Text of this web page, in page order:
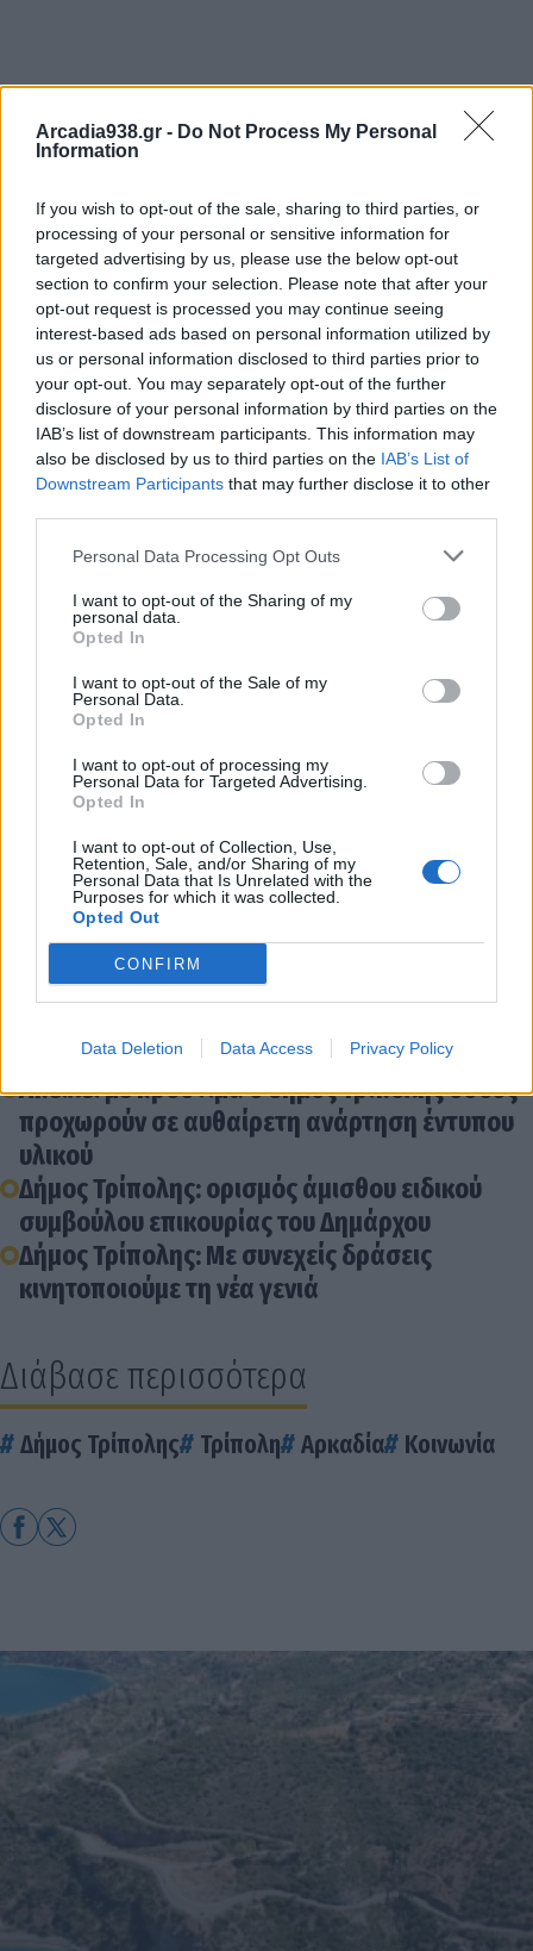
Arcadia938.gr - Do Not Process My Personal
Information
If you wish to opt-out of the sale, sharing to third parties, or
processing of your personal or sensitive information for
targeted advertising by us, please use the below opt-out
section to confirm your selection. Please note that after your
opt-out request is processed you may continue seeing
interest-based ads based on personal information utilized by
us or personal information disclosed to third parties prior to
your opt-out. You may separately opt-out of the further
disclosure of your personal information by third parties on the
IAB’s list of downstream participants. This information may
also be disclosed by us to third parties on the IAB’s List of
Downstream Participants that may further disclose it to other
Personal Data Processing Opt Outs
I want to opt-out of the Sharing of my
personal data.
Opted In
I want to opt-out of the Sale of my
Personal Data.
Opted In
I want to opt-out of processing my
Personal Data for Targeted Advertising.
Opted In
I want to opt-out of Collection, Use,
Retention, Sale, and/or Sharing of my
Personal Data that Is Unrelated with the
Purposes for which it was collected.
Opted Out
CONFIRM
Data Deletion Data Access Privacy Policy
Διάβασε σχετικά
ν' αποκτήσετε Προσωπικό Αριθμό!
Απειλεί με πρόστιμα ο δήμος Τρίπολης όσους
προχωρούν σε αυθαίρετη ανάρτηση έντυπου
υλικού
Δήμος Τρίπολης: ορισμός άμισθου ειδικού
συμβούλου επικουρίας του Δημάρχου
Δήμος Τρίπολης: Με συνεχείς δράσεις
κινητοποιούμε τη νέα γενιά
Διάβασε περισσότερα
Δήμος Τρίπολης Τρίπολη Αρκαδία Κοινωνία